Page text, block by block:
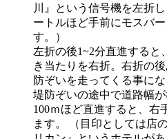
川』という信号機を左折
ートルほど手前にモスバ
す。）
左折の後1~2分直進する
き当たりを右折。右折の
防ぞいを走ってくる事にな
堤防ぞいの途中で道路幅
100ｍほど直進すると、右
ます。 （目印としては店